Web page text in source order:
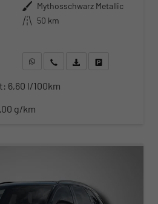
Außenfarbe Mythosschwarz Metallic
Kilometerstand 50 km
WhatsApp anfragen
Wir rufen Sie anFahrzeugexposé (PDF)
6,60 l/100km
g/km